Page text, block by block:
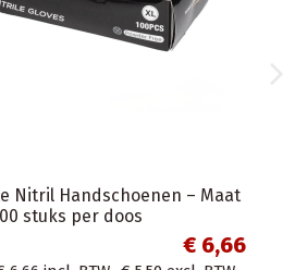
€ 16,93
incl. BTW € 13,99 excl. BTW